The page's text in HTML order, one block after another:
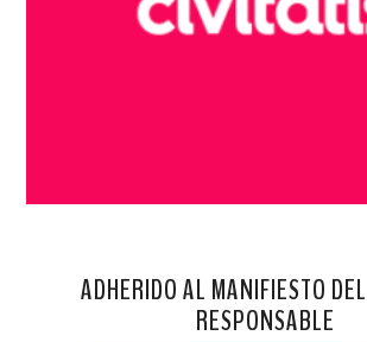
ADHERIDO AL MANIFIESTO
RESPONSABLE